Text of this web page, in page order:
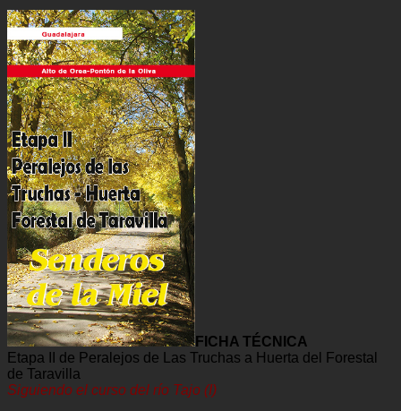
FICHA TÉCNICA
Etapa II de Peralejos de Las Truchas a Huerta del Forestal
de Taravilla
Siguiendo el curso del río Tajo (I)